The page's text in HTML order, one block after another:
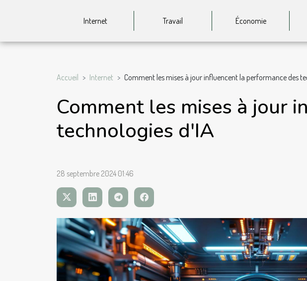
Internet Travail Économie
Accueil Internet Comment les mises à jour influencent la performance des
Comment les mises à jour
technologies d'IA
28 septembre 2024 01:46